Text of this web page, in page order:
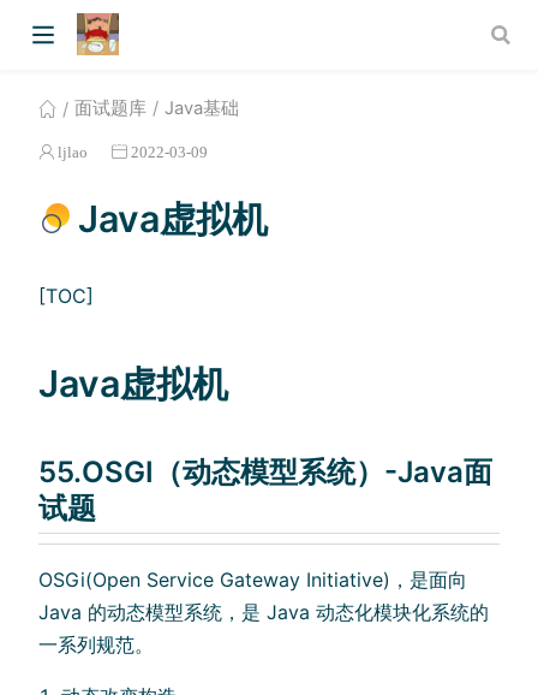
面试题库 Java基础
ljlao 2022-03-09
Java虚拟机
[TOC]
Java虚拟机
55.OSGI（动态模型系统）-Java面
试题
OSGi(Open Service Gateway Initiative)，是面向
Java 的动态模型系统，是 Java 动态化模块化系统的
一系列规范。